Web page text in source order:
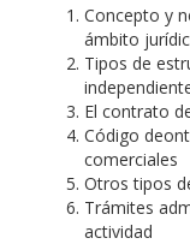
Concepto y
ámbito
Tipos de
El contrato
Código
comerciales
Otros tipos
Trámites
actividad